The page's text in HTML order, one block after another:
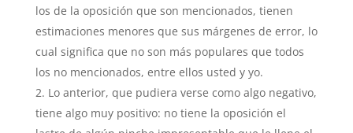
los de la oposición que son mencionados, tienen
estimaciones menores que sus márgenes de error, lo
cual significa que no son más populares que todos
los no mencionados, entre ellos usted y yo.
Lo anterior, que pudiera verse como algo negativo,
tiene algo muy positivo: no tiene la oposición el